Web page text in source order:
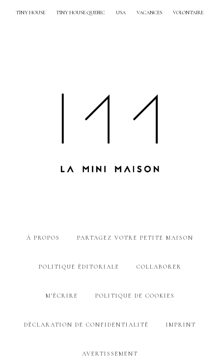
TINY HOUSE TINY HOUSE QUEBEC USA VACANCES VOLONTAIRE
À PROPOS PARTAGEZ VOTRE PETITE MAISON
POLITIQUE ÉDITORIALE COLLABORER
M’ÉCRIRE POLITIQUE DE COOKIES
DÉCLARATION DE CONFIDENTIALITÉ IMPRINT
AVERTISSEMENT